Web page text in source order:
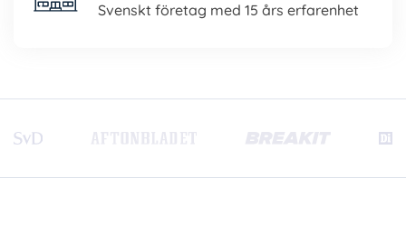
Svenskt företag med 15 års erfarenhet